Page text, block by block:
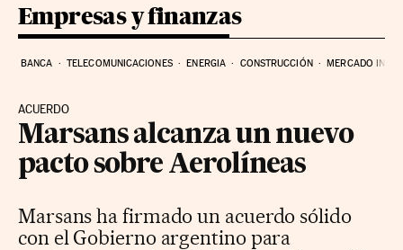
Empresas y finanzas
BANCA TELECOMUNICACIONES ENERGIA CONSTRUCCIÓN MERCADO
ACUERDO
Marsans alcanza un nuevo
pacto sobre Aerolíneas
Marsans ha firmado un acuerdo sólido
con el Gobierno argentino para